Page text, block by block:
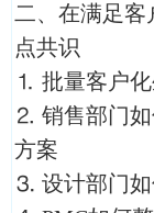
二、在满足
点共识
⒈ 批量客户
⒉ 销售部门
方案
⒊ 设计部门